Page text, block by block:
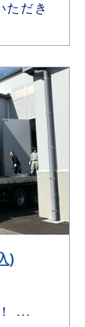
ただき
)
...